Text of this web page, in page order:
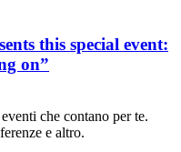
this special event:
on”
che contano per te.
e altro.